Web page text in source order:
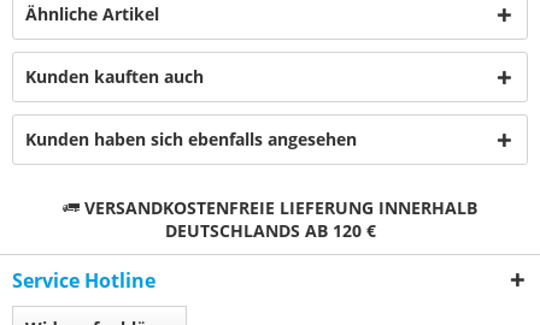
Ähnliche Artikel
Kunden kauften auch
Kunden haben sich ebenfalls angesehen
VERSANDKOSTENFREIE LIEFERUNG INNERHALB
DEUTSCHLANDS AB 120 €
Service Hotline